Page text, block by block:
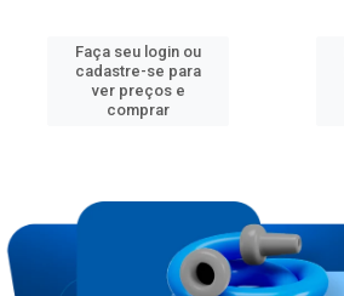
Faça seu login ou
cadastre-se para
ver preços e
comprar